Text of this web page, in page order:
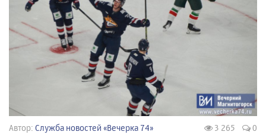
Автор: Служба новостей «Вечерка 74» 3 265 0